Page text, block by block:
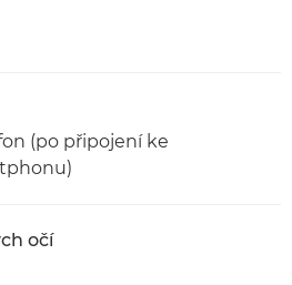
(po připojení ke
očí